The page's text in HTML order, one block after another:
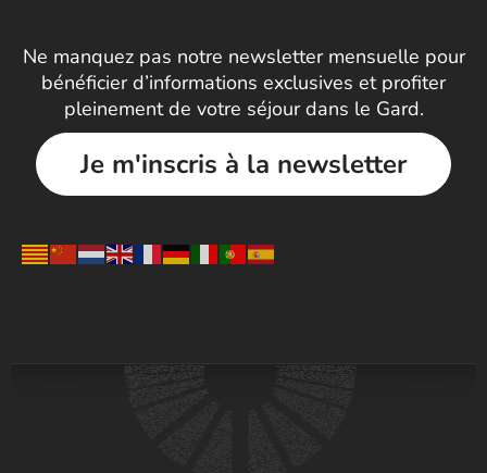
Ne manquez pas notre newsletter mensuelle pour
bénéficier d’informations exclusives et profiter
pleinement de votre séjour dans le Gard.
Je m'inscris à la newsletter